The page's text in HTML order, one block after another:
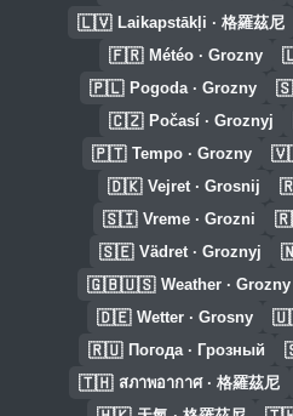
🇱🇻 Laikapstākļi · 格羅茲尼
🇫🇷 Météo · Grozny
🇵🇱 Pogoda · Grozny
🇨🇿 Počasí · Groznyj
🇵🇹 Tempo · Grozny
🇩🇰 Vejret · Grosnij
🇸🇮 Vreme · Grozni
🇸🇪 Vädret · Groznyj
🇬🇧🇺🇸 Weather · Grozny
🇩🇪 Wetter · Grosny
🇷🇺 Погода · Грозный
🇹🇭 สภาพอากาศ · 格羅茲尼